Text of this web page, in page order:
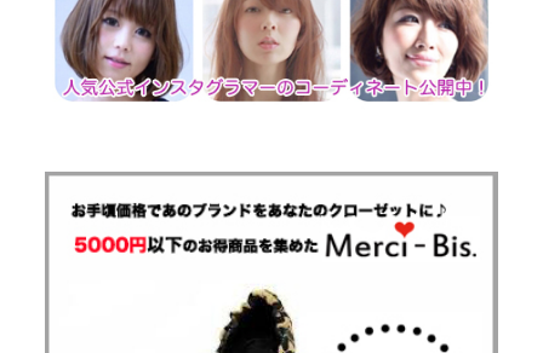
コーディネートブログを更新しました
オススメアイテムをご紹介しております。
2019年01月15日
2019年01月11日
クリスマスセールとお正月福袋セール終了しま
この度はクリスマスセール、お正月福袋セールを
ご覧頂きご利用下さり、ありがとうございました。